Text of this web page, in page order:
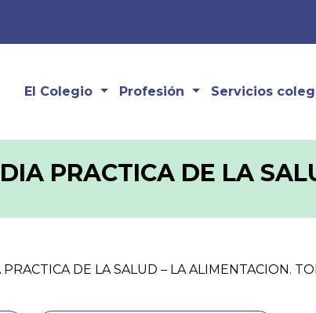
El Colegio Profesión Servicios
PRACTICA DE LA
DE LA SALUD – LA ALIMENTACION.